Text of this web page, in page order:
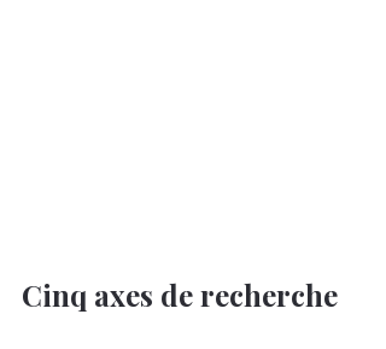
Cinq axes de recherche